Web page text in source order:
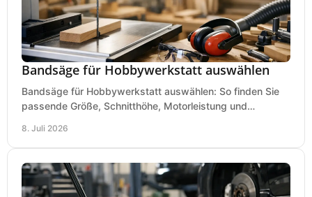
Bandsäge für Hobbywerkstatt auswählen
Bandsäge für Hobbywerkstatt auswählen: So finden Sie
passende Größe, Schnitthöhe, Motorleistung und
8. Juli 2026